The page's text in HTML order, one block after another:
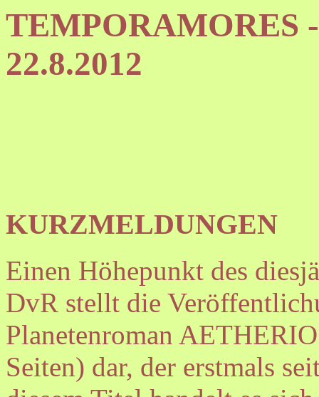
TEMPORAMORES
22.8.2012
KURZMELDUNGEN
Einen Höhepunkt des
DvR stellt die
Planetenroman
Seiten) dar, der erstmals